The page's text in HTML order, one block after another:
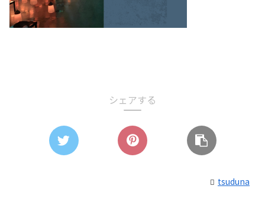
シェアする
tsuduna